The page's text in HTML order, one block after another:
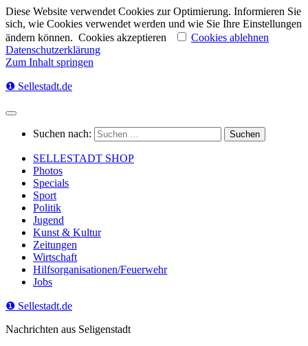
Diese Website verwendet Cookies zur Optimierung. Informieren Sie
sich, wie Cookies verwendet werden und wie Sie Ihre Einstellungen
ändern können. Cookies akzeptieren
Cookies ablehnen
Datenschutzerklärung
Zum Inhalt springen
❶ Sellestadt.de
Suchen nach:
SELLESTADT SHOP
Photos
Specials
Sport
Politik
Jugend
Kunst & Kultur
Zeitungen
Wirtschaft
Hilfsorganisationen/Feuerwehr
Jobs
❶ Sellestadt.de
Nachrichten aus Seligenstadt